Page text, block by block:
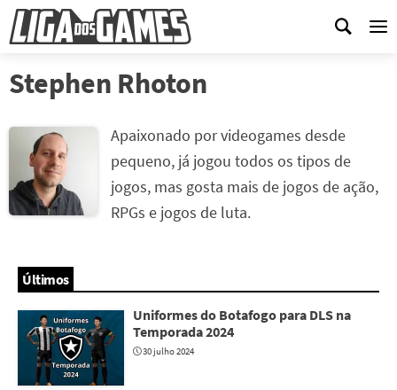
Stephen Rhoton
Apaixonado por videogames desde
pequeno, já jogou todos os tipos de
jogos, mas gosta mais de jogos de ação,
RPGs e jogos de luta.
Últimos
Uniformes do Botafogo para DLS na
Temporada 2024
30 julho 2024